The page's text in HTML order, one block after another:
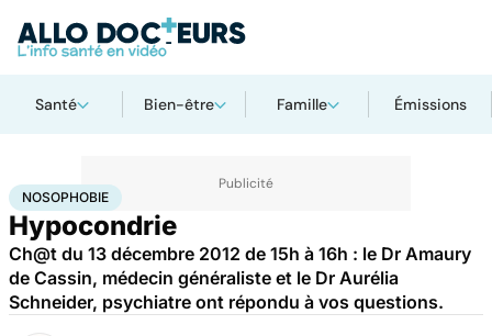
Santé Bien-être Famille Émissions
AccueilBien-être Nosophobie
NOSOPHOBIE
Hypocondrie
Ch@t du 13 décembre 2012 de 15h à 16h : le Dr Amaury
de Cassin, médecin généraliste et le Dr Aurélia
Schneider, psychiatre ont répondu à vos questions.